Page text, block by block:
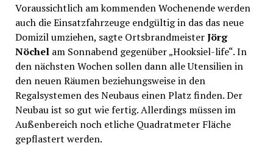
Voraussichtlich am kommenden Wochenende werden
auch die Einsatzfahrzeuge endgültig in das das neue
Domizil umziehen, sagte OrtsbrandmeisterJörg
Nöchelam Sonnabend gegenüber „Hooksiel-life“. In
den nächsten Wochen sollen dann alle Utensilien in
den neuen Räumen beziehungsweise in den
Regalsystemen des Neubaus einen Platz finden. Der
Neubau ist so gut wie fertig. Allerdings müssen im
Außenbereich noch etliche Quadratmeter Fläche
gepflastert werden.